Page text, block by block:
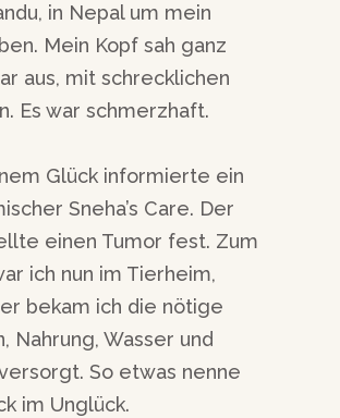
in Nepal um mein
Mein Kopf sah ganz
aus, mit schrecklichen
Es war schmerzhaft.
Glück informierte ein
Sneha’s Care. Der
einen Tumor fest. Zum
ich nun im Tierheim,
bekam ich die nötige
Nahrung, Wasser und
So etwas nenne
im Unglück.